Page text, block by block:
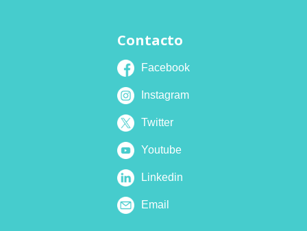
Contacto
Facebook
Instagram
Twitter
Youtube
Linkedin
Email